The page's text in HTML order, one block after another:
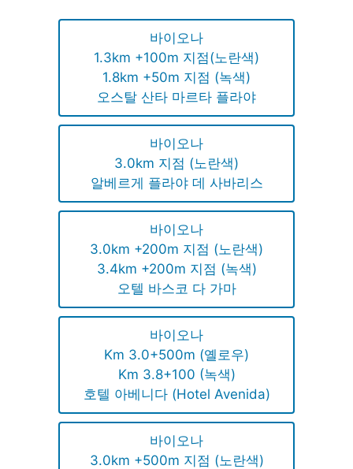
바이오나
1.3km +100m 지점(노란색)
1.8km +50m 지점 (녹색)
오스탈 산타 마르타 플라야
바이오나
3.0km 지점 (노란색)
알베르게 플라야 데 사바리스
바이오나
3.0km +200m 지점 (노란색)
3.4km +200m 지점 (녹색)
오텔 바스코 다 가마
바이오나
Km 3.0+500m (옐로우)
Km 3.8+100 (녹색)
호텔 아베니다 (Hotel Avenida)
바이오나
3.0km +500m 지점 (노란색)